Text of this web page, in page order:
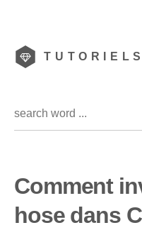
Comment
hose dans